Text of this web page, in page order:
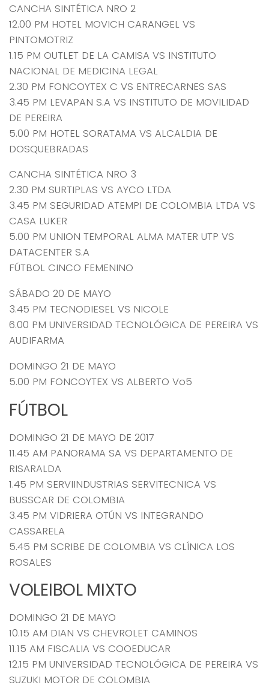
CANCHA SINTÉTICA NRO 2
12.00 PM HOTEL MOVICH CARANGEL VS
PINTOMOTRIZ
1.15 PM OUTLET DE LA CAMISA VS INSTITUTO
NACIONAL DE MEDICINA LEGAL
2.30 PM FONCOYTEX C VS ENTRECARNES SAS
3.45 PM LEVAPAN S.A VS INSTITUTO DE MOVILIDAD
DE PEREIRA
5.00 PM HOTEL SORATAMA VS ALCALDIA DE
DOSQUEBRADAS
CANCHA SINTÉTICA NRO 3
2.30 PM SURTIPLAS VS AYCO LTDA
3.45 PM SEGURIDAD ATEMPI DE COLOMBIA LTDA VS
CASA LUKER
5.00 PM UNION TEMPORAL ALMA MATER UTP VS
DATACENTER S.A
FÚTBOL CINCO FEMENINO
SÁBADO 20 DE MAYO
3.45 PM TECNODIESEL VS NICOLE
6.00 PM UNIVERSIDAD TECNOLÓGICA DE PEREIRA VS
AUDIFARMA
DOMINGO 21 DE MAYO
5.00 PM FONCOYTEX VS ALBERTO Vo5
FÚTBOL
DOMINGO 21 DE MAYO DE 2017
11.45 AM PANORAMA SA VS DEPARTAMENTO DE
RISARALDA
1.45 PM SERVIINDUSTRIAS SERVITECNICA VS
BUSSCAR DE COLOMBIA
3.45 PM VIDRIERA OTÚN VS INTEGRANDO
CASSARELA
5.45 PM SCRIBE DE COLOMBIA VS CLÍNICA LOS
ROSALES
VOLEIBOL MIXTO
DOMINGO 21 DE MAYO
10.15 AM DIAN VS CHEVROLET CAMINOS
11.15 AM FISCALIA VS COOEDUCAR
12.15 PM UNIVERSIDAD TECNOLÓGICA DE PEREIRA VS
SUZUKI MOTOR DE COLOMBIA